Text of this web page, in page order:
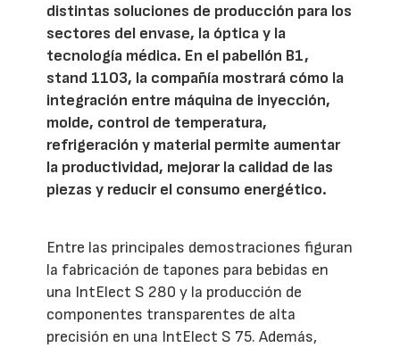
distintas soluciones de producción para los
sectores del envase, la óptica y la
tecnología médica. En el pabellón B1,
stand 1103, la compañía mostrará cómo la
integración entre máquina de inyección,
molde, control de temperatura,
refrigeración y material permite aumentar
la productividad, mejorar la calidad de las
piezas y reducir el consumo energético.
Entre las principales demostraciones figuran
la fabricación de tapones para bebidas en
una IntElect S 280 y la producción de
componentes transparentes de alta
precisión en una IntElect S 75. Además,